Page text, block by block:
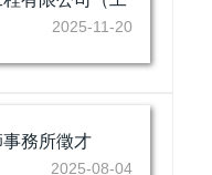
2025-11-20
事務所徵才
2025-08-04